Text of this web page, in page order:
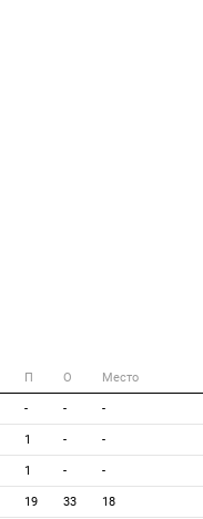
П О Место
- - -
1 - -
1 - -
19 33 18